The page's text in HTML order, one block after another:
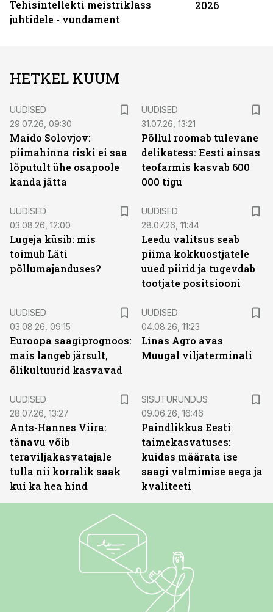
Tehisintellekti meistriklass
juhtidele - vundament
2026
HETKEL KUUM
UUDISED
29.07.26, 09:30
Maido Solovjov:
piimahinna riski ei saa
lõputult ühe osapoole
kanda jätta
UUDISED
31.07.26, 13:21
Põllul roomab tulevane
delikatess: Eesti ainsas
teofarmis kasvab 600
000 tigu
UUDISED
03.08.26, 12:00
Lugeja küsib: mis
toimub Läti
põllumajanduses?
UUDISED
28.07.26, 11:44
Leedu valitsus seab
piima kokkuostjatele
uued piirid ja tugevdab
tootjate positsiooni
UUDISED
03.08.26, 09:15
Euroopa saagiprognoos:
mais langeb järsult,
õlikultuurid kasvavad
UUDISED
04.08.26, 11:23
Linas Agro avas
Muugal viljaterminali
UUDISED
28.07.26, 13:27
Ants-Hannes Viira:
tänavu võib
teraviljakasvatajale
tulla nii korralik saak
kui ka hea hind
SISUTURUNDUS
09.06.26, 16:46
Paindlikkus Eesti
taimekasvatuses:
kuidas määrata ise
saagi valmimise aega ja
kvaliteeti